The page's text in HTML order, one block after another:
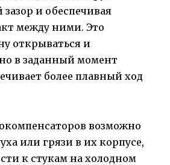
и обеспечивая
между ними. Это
открываться и
в заданный момент
более плавный ход
возможно
или грязи в их корпусе,
к стукам на холодном